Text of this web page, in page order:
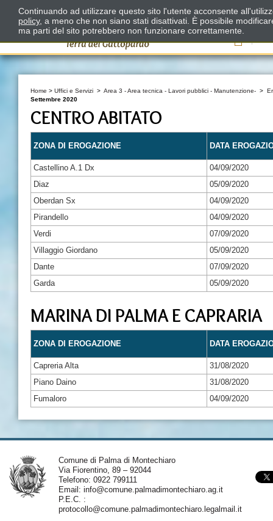
Il
Home > Uffici e Servizi > Area 3 - Area tecnica - Lavori pubblici - Manutenzione- >
Settembre 2020
CENTRO ABITATO
ZONA DI EROGAZIONE DATA
Castellino A.1 Dx
04/09/2020
Diaz
05/09/2020
Oberdan Sx
04/09/2020
Pirandello
04/09/2020
Verdi
07/09/2020
Villaggio Giordano
05/09/2020
Dante
07/09/2020
Garda
05/09/2020
MARINA DI PALMA E CAPRARIA
ZONA DI EROGAZIONE DATA
Capreria Alta
31/08/2020
Piano Daino
31/08/2020
Fumaloro
04/09/2020
Comune di Palma di Montechiaro
Via Fiorentino, 89 – 92044
Telefono: 0922 799111
Email: info@comune.palmadimontechiaro.ag.it
P.E.C. :
protocollo@comune.palmadimontechiaro.legalmail.it
Continuando ad utilizzare questo sito l'utente acconsente
policy, a meno che non siano stati disattivati. È possibile
ma parti del sito potrebbero non funzionare correttamente.